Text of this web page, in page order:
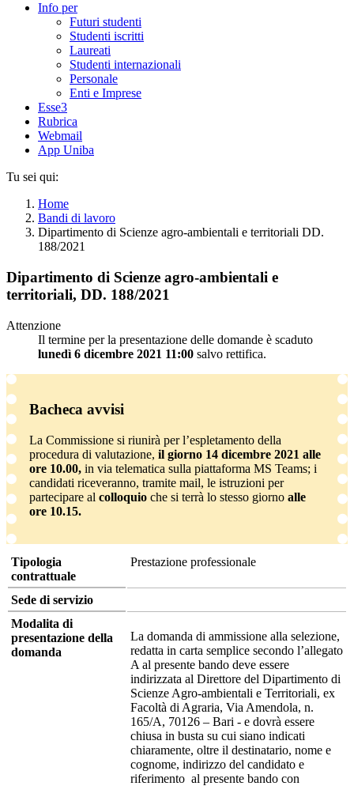
Info per
Futuri studenti
Studenti iscritti
Laureati
Studenti internazionali
Personale
Enti e Imprese
Esse3
Rubrica
Webmail
App Uniba
Tu sei qui:
Home
Bandi di lavoro
Dipartimento di Scienze agro-ambientali e territoriali DD.
188/2021
Dipartimento di Scienze agro-ambientali e
territoriali, DD. 188/2021
Attenzione
Il termine per la presentazione delle domande è scaduto
lunedì 6 dicembre 2021 11:00 salvo rettifica.
Bacheca avvisi
La Commissione si riunirà per l’espletamento della
procedura di valutazione, il giorno 14 dicembre 2021 alle
ore 10.00, in via telematica sulla piattaforma MS Teams; i
candidati riceveranno, tramite mail, le istruzioni per
partecipare al colloquioche si terrà lo stesso giorno alle
ore 10.15.
Tipologia
contrattuale
Prestazione professionale
Sede di servizio
Modalita di
presentazione della
domanda
La domanda di ammissione alla selezione,
redatta in carta semplice secondo l’allegato
A al presente bando deve essere
indirizzata al Direttore del Dipartimento di
Scienze Agro-ambientali e Territoriali, ex
Facoltà di Agraria, Via Amendola, n.
165/A, 70126 – Bari - e dovrà essere
chiusa in busta su cui siano indicati
chiaramente, oltre il destinatario, nome e
cognome, indirizzo del candidato e
riferimento al presente bando con